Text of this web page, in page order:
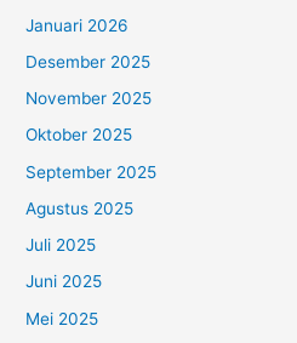
Januari 2026
Desember 2025
November 2025
Oktober 2025
September 2025
Agustus 2025
Juli 2025
Juni 2025
Mei 2025